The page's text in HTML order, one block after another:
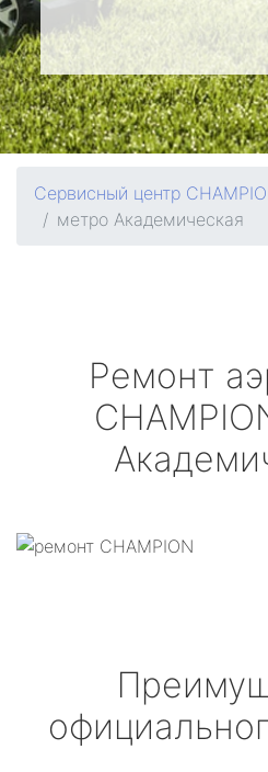
Сервисный центр
метро Академическая
Ремонт